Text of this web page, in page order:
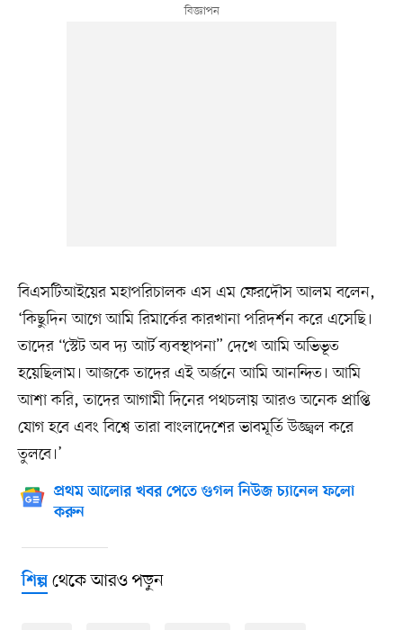
বিএসটিআইয়ের মহাপরিচালক এস এম ফেরদৌস আলম বলেন,
‘কিছুদিন আগে আমি রিমার্কের কারখানা পরিদর্শন করে এসেছি।
তাদের “স্টেট অব দ্য আর্ট ব্যবস্থাপনা” দেখে আমি অভিভূত
হয়েছিলাম। আজকে তাদের এই অর্জনে আমি আনন্দিত। আমি
আশা করি, তাদের আগামী দিনের পথচলায় আরও অনেক প্রাপ্তি
যোগ হবে এবং বিশ্বে তারা বাংলাদেশের ভাবমূর্তি উজ্জ্বল করে
তুলবে।’
প্রথম আলোর খবর পেতে গুগল নিউজ চ্যানেল ফলো
করুন
শিল্পথেকে আরও পড়ুন